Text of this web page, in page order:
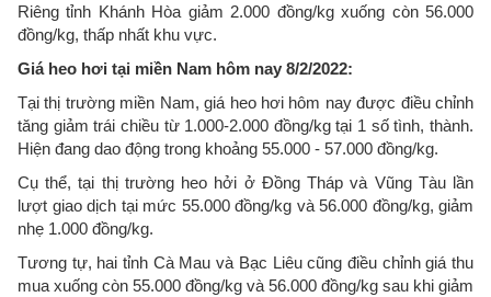
Riêng tỉnh Khánh Hòa giảm 2.000 đồng/kg xuống còn 56.000
đồng/kg, thấp nhất khu vực.
Giá heo hơi tại miền Nam hôm nay 8/2/2022:
Tại thị trường miền Nam, giá heo hơi hôm nay được điều chỉnh
tăng giảm trái chiều từ 1.000-2.000 đồng/kg tại 1 số tình, thành.
Hiện đang dao động trong khoảng 55.000 - 57.000 đồng/kg.
Cụ thể, tại thị trường heo hởi ở Đồng Tháp và Vũng Tàu lần
lượt giao dịch tại mức 55.000 đồng/kg và 56.000 đồng/kg, giảm
nhẹ 1.000 đồng/kg.
Tương tự, hai tỉnh Cà Mau và Bạc Liêu cũng điều chỉnh giá thu
mua xuống còn 55.000 đồng/kg và 56.000 đồng/kg sau khi giảm